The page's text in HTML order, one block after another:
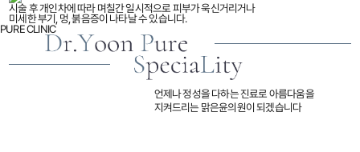
시술 후 개인차에 따라 며칠간 일시적으로 피부가 욱신거리거나
미세한 부기, 멍, 붉음증이 나타날 수 있습니다.
PURE CLINIC
언제나 정성을 다하는 진료로 아름다움을
지켜드리는 맑은윤의원이 되겠습니다